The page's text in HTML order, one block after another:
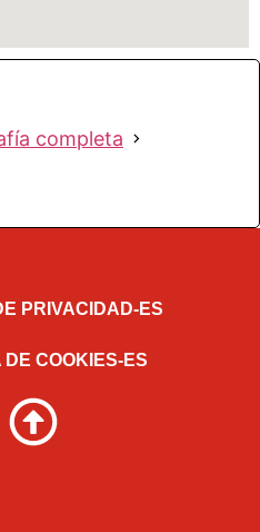
completa
PRIVACIDAD-ES
DE COOKIES-ES